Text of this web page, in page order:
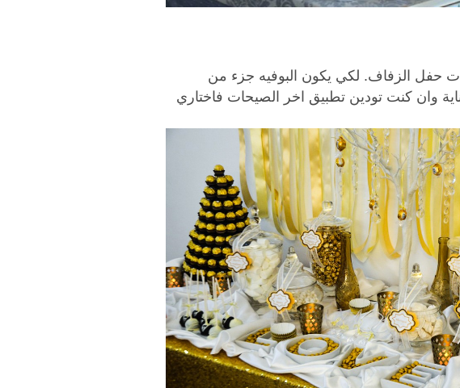
حفل الزفاف. لكي يكون البوفيه جزء من
وان كنت تودين تطبيق اخر الصيحات فاختاري